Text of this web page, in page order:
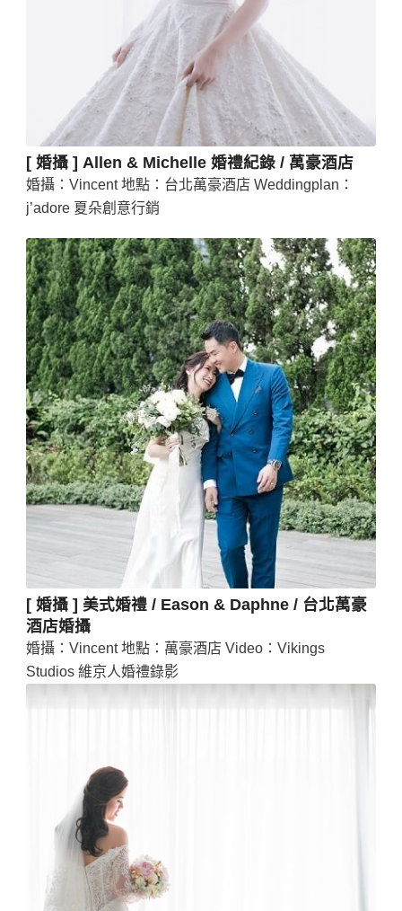
[ 婚攝 ] Allen & Michelle 婚禮紀錄 / 萬豪酒店
婚攝：Vincent 地點：台北萬豪酒店 Weddingplan：
j’adore 夏朵創意行銷
[ 婚攝 ] 美式婚禮 / Eason & Daphne / 台北萬豪
酒店婚攝
婚攝：Vincent 地點：萬豪酒店 Video：Vikings
Studios 維京人婚禮錄影